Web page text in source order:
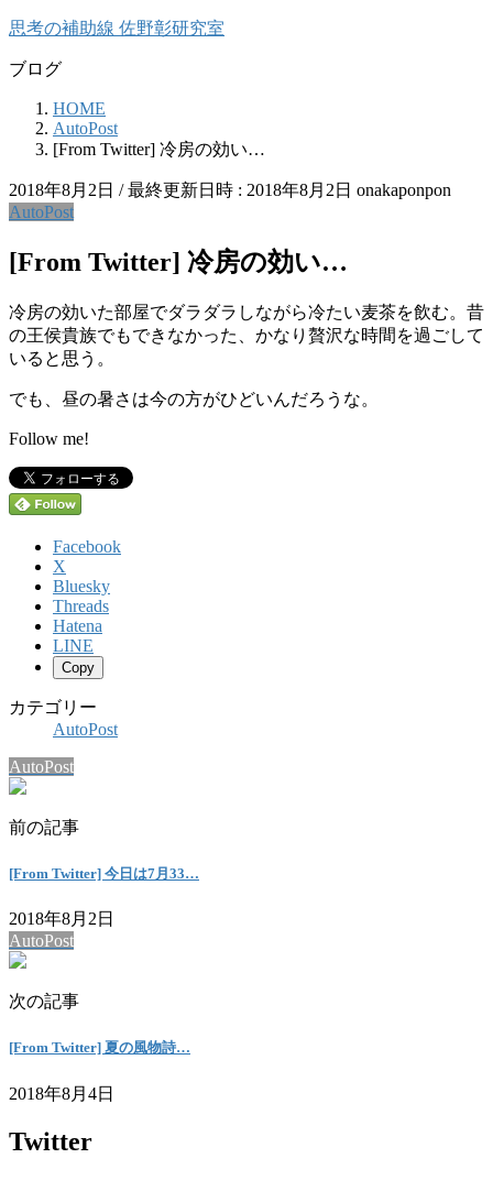
コ
テ
キ
ッ
ナ
ゲ
に
移
思考の補助線 佐野彰研究室
ブログ
HOME
AutoPost
[From Twitter] 冷房の効い…
2018年8月2日 / 最終更新日時 : 2018年8月2日 onakaponpon
AutoPost
[From Twitter] 冷房の効い…
冷房の効いた部屋でダラダラしながら冷たい麦茶を飲む。昔
の王侯貴族でもできなかった、かなり贅沢な時間を過ごして
いると思う。
でも、昼の暑さは今の方がひどいんだろうな。
Follow me!
Facebook
X
Bluesky
Threads
Hatena
LINE
Copy
カテゴリー
AutoPost
AutoPost
前の記事
[From Twitter] 今日は7月33…
2018年8月2日
AutoPost
次の記事
[From Twitter] 夏の風物詩…
2018年8月4日
Twitter